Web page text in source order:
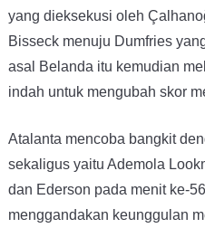
yang dieksekusi oleh
Bisseck menuju Dumfries
asal Belanda itu kemudian
indah untuk mengubah skor
Atalanta mencoba bangkit
sekaligus yaitu Ademola
dan Ederson pada menit ke-
menggandakan keunggulan